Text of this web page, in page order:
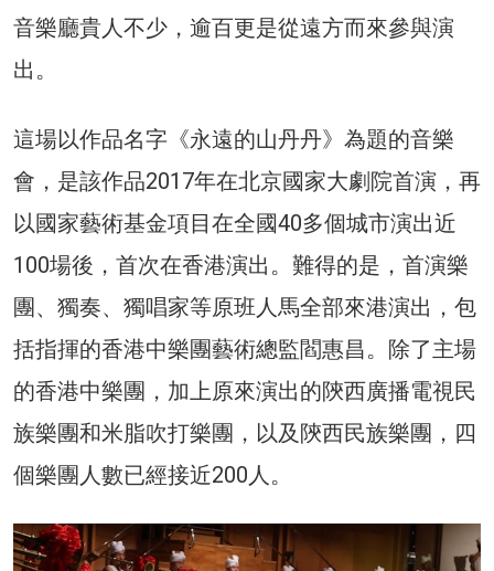
音樂廳貴人不少，逾百更是從遠方而來參與演
出。
這場以作品名字《永遠的山丹丹》為題的音樂
會，是該作品2017年在北京國家大劇院首演，再
以國家藝術基金項目在全國40多個城市演出近
100場後，首次在香港演出。難得的是，首演樂
團、獨奏、獨唱家等原班人馬全部來港演出，包
括指揮的香港中樂團藝術總監閻惠昌。除了主場
的香港中樂團，加上原來演出的陝西廣播電視民
族樂團和米脂吹打樂團，以及陝西民族樂團，四
個樂團人數已經接近200人。